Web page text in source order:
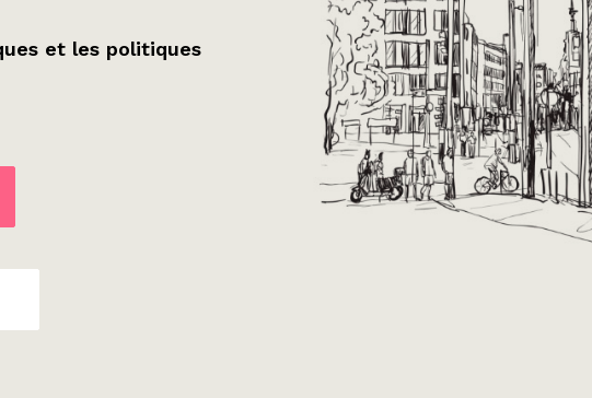
et les politiques